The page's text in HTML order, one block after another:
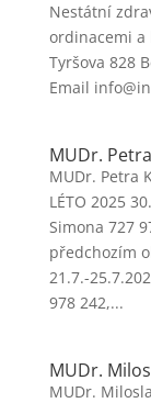
Nestátní
ordinacemi a
Tyršova 828
Email
MUDr.
MUDr. Petra
LÉTO 2025
Simona 727
předchozím
21.7.-
978 242,...
MUDr.
MUDr.